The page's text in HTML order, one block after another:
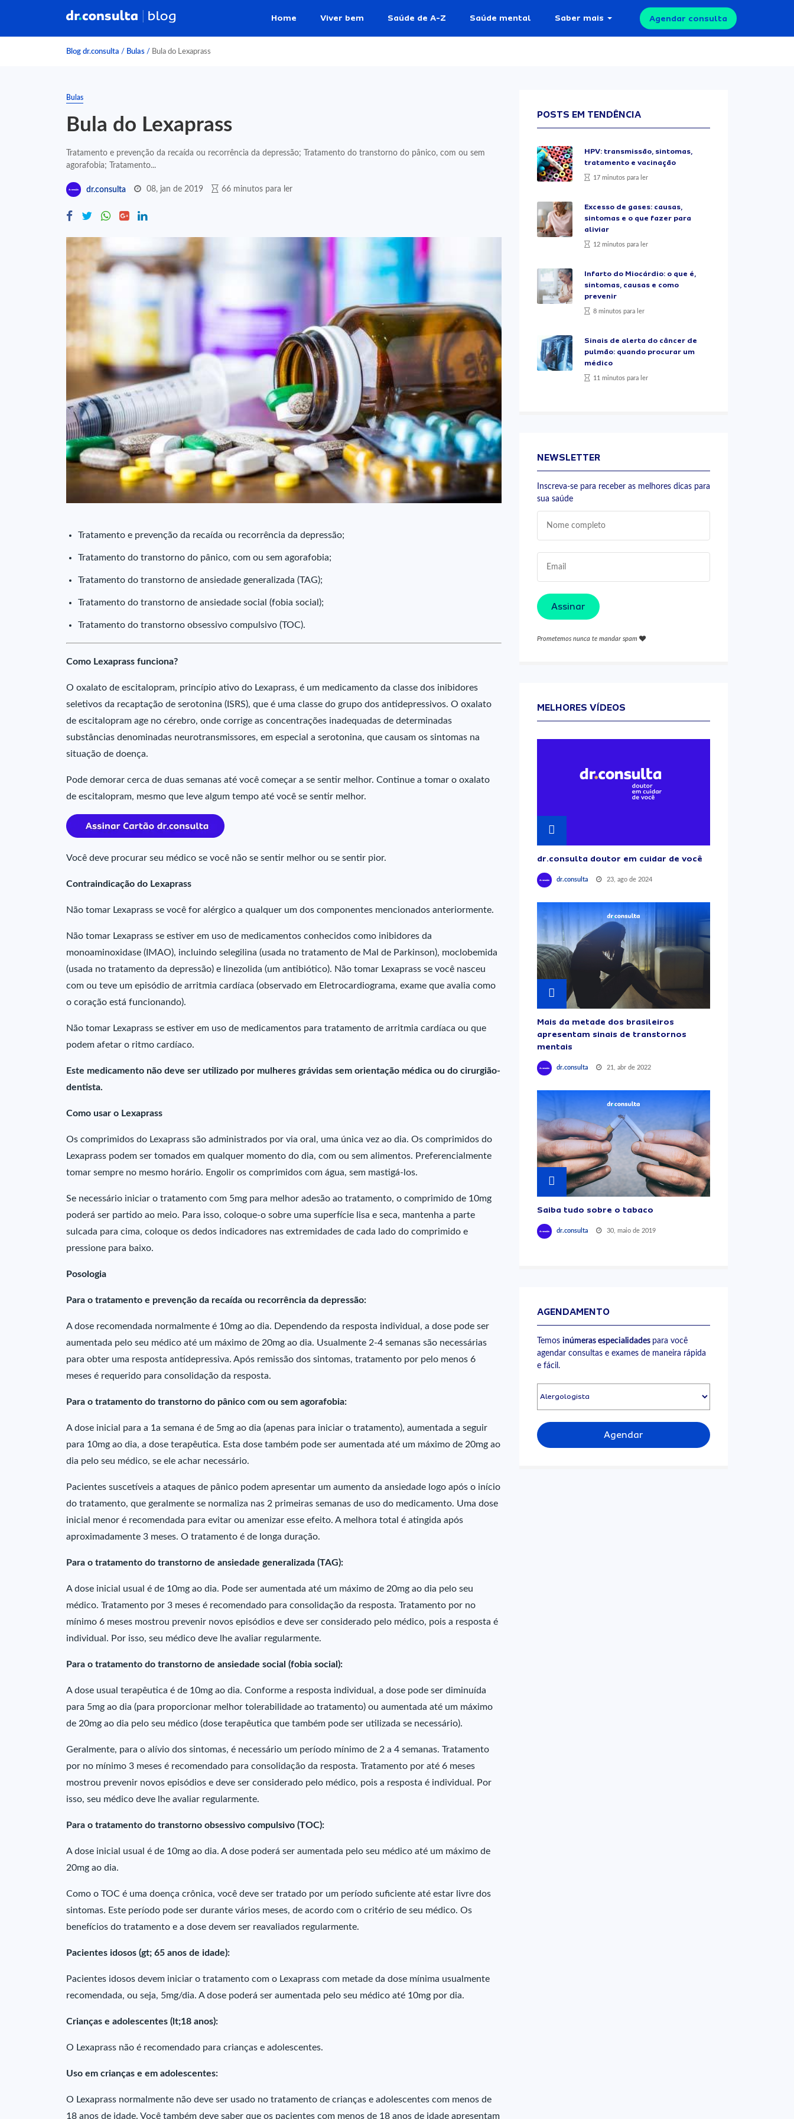
Home Viver bem Saúde de A-Z Saúde mental Saber mais Agendar consulta
Blog dr.consulta / Bulas / Bula do Lexaprass
Bulas
Bula do Lexaprass
Tratamento e prevenção da recaída ou recorrência da depressão; Tratamento do transtorno do pânico, com ou sem
agorafobia; Tratamento...
dr.consulta 08, jan de 2019 66 minutos para ler
Tratamento e prevenção da recaída ou recorrência da depressão;
Tratamento do transtorno do pânico, com ou sem agorafobia;
Tratamento do transtorno de ansiedade generalizada (TAG);
Tratamento do transtorno de ansiedade social (fobia social);
Tratamento do transtorno obsessivo compulsivo (TOC).
Como Lexaprass funciona?
O oxalato de escitalopram, princípio ativo do Lexaprass, é um medicamento da classe dos inibidores
seletivos da recaptação de serotonina (ISRS), que é uma classe do grupo dos antidepressivos. O oxalato
de escitalopram age no cérebro, onde corrige as concentrações inadequadas de determinadas
substâncias denominadas neurotransmissores, em especial a serotonina, que causam os sintomas na
situação de doença.
Pode demorar cerca de duas semanas até você começar a se sentir melhor. Continue a tomar o oxalato
de escitalopram, mesmo que leve algum tempo até você se sentir melhor.
Você deve procurar seu médico se você não se sentir melhor ou se sentir pior.
Contraindicação do Lexaprass
Não tomar Lexaprass se você for alérgico a qualquer um dos componentes mencionados anteriormente.
Não tomar Lexaprass se estiver em uso de medicamentos conhecidos como inibidores da
monoaminoxidase (IMAO), incluindo selegilina (usada no tratamento de Mal de Parkinson), moclobemida
(usada no tratamento da depressão) e linezolida (um antibiótico). Não tomar Lexaprass se você nasceu
com ou teve um episódio de arritmia cardíaca (observado em Eletrocardiograma, exame que avalia como
o coração está funcionando).
Não tomar Lexaprass se estiver em uso de medicamentos para tratamento de arritmia cardíaca ou que
podem afetar o ritmo cardíaco.
Este medicamento não deve ser utilizado por mulheres grávidas sem orientação médica ou do cirurgião-
dentista.
Como usar o Lexaprass
Os comprimidos do Lexaprass são administrados por via oral, uma única vez ao dia. Os comprimidos do
Lexaprass podem ser tomados em qualquer momento do dia, com ou sem alimentos. Preferencialmente
tomar sempre no mesmo horário. Engolir os comprimidos com água, sem mastigá-los.
Se necessário iniciar o tratamento com 5mg para melhor adesão ao tratamento, o comprimido de 10mg
poderá ser partido ao meio. Para isso, coloque-o sobre uma superfície lisa e seca, mantenha a parte
sulcada para cima, coloque os dedos indicadores nas extremidades de cada lado do comprimido e
pressione para baixo.
Posologia
Para o tratamento e prevenção da recaída ou recorrência da depressão:
A dose recomendada normalmente é 10mg ao dia. Dependendo da resposta individual, a dose pode ser
aumentada pelo seu médico até um máximo de 20mg ao dia. Usualmente 2-4 semanas são necessárias
para obter uma resposta antidepressiva. Após remissão dos sintomas, tratamento por pelo menos 6
meses é requerido para consolidação da resposta.
Para o tratamento do transtorno do pânico com ou sem agorafobia:
A dose inicial para a 1a semana é de 5mg ao dia (apenas para iniciar o tratamento), aumentada a seguir
para 10mg ao dia, a dose terapêutica. Esta dose também pode ser aumentada até um máximo de 20mg ao
dia pelo seu médico, se ele achar necessário.
Pacientes suscetíveis a ataques de pânico podem apresentar um aumento da ansiedade logo após o início
do tratamento, que geralmente se normaliza nas 2 primeiras semanas de uso do medicamento. Uma dose
inicial menor é recomendada para evitar ou amenizar esse efeito. A melhora total é atingida após
aproximadamente 3 meses. O tratamento é de longa duração.
Para o tratamento do transtorno de ansiedade generalizada (TAG):
A dose inicial usual é de 10mg ao dia. Pode ser aumentada até um máximo de 20mg ao dia pelo seu
médico. Tratamento por 3 meses é recomendado para consolidação da resposta. Tratamento por no
mínimo 6 meses mostrou prevenir novos episódios e deve ser considerado pelo médico, pois a resposta é
individual. Por isso, seu médico deve lhe avaliar regularmente.
Para o tratamento do transtorno de ansiedade social (fobia social):
A dose usual terapêutica é de 10mg ao dia. Conforme a resposta individual, a dose pode ser diminuída
para 5mg ao dia (para proporcionar melhor tolerabilidade ao tratamento) ou aumentada até um máximo
de 20mg ao dia pelo seu médico (dose terapêutica que também pode ser utilizada se necessário).
Geralmente, para o alívio dos sintomas, é necessário um período mínimo de 2 a 4 semanas. Tratamento
por no mínimo 3 meses é recomendado para consolidação da resposta. Tratamento por até 6 meses
mostrou prevenir novos episódios e deve ser considerado pelo médico, pois a resposta é individual. Por
isso, seu médico deve lhe avaliar regularmente.
Para o tratamento do transtorno obsessivo compulsivo (TOC):
A dose inicial usual é de 10mg ao dia. A dose poderá ser aumentada pelo seu médico até um máximo de
20mg ao dia.
Como o TOC é uma doença crônica, você deve ser tratado por um período suficiente até estar livre dos
sintomas. Este período pode ser durante vários meses, de acordo com o critério de seu médico. Os
benefícios do tratamento e a dose devem ser reavaliados regularmente.
Pacientes idosos (gt; 65 anos de idade):
Pacientes idosos devem iniciar o tratamento com o Lexaprass com metade da dose mínima usualmente
recomendada, ou seja, 5mg/dia. A dose poderá ser aumentada pelo seu médico até 10mg por dia.
Crianças e adolescentes (lt;18 anos):
O Lexaprass não é recomendado para crianças e adolescentes.
Uso em crianças e em adolescentes:
O Lexaprass normalmente não deve ser usado no tratamento de crianças e adolescentes com menos de
18 anos de idade. Você também deve saber que os pacientes com menos de 18 anos de idade apresentam
POSTS EM TENDÊNCIA
HPV: transmissão, sintomas,
tratamento e vacinação
17 minutos para ler
Excesso de gases: causas,
sintomas e o que fazer para
aliviar
12 minutos para ler
Infarto do Miocárdio: o que é,
sintomas, causas e como
prevenir
8 minutos para ler
Sinais de alerta do câncer de
pulmão: quando procurar um
médico
11 minutos para ler
NEWSLETTER
Inscreva-se para receber as melhores dicas para
sua saúde
Assinar
Prometemos nunca te mandar spam
MELHORES VÍDEOS
dr.consulta doutor em cuidar de você
dr.consulta 23, ago de 2024
Mais da metade dos brasileiros
apresentam sinais de transtornos
mentais
dr.consulta 21, abr de 2022
Saiba tudo sobre o tabaco
dr.consulta 30, maio de 2019
AGENDAMENTO
Temos inúmeras especialidades para você
agendar consultas e exames de maneira rápida
e fácil.
Agendar